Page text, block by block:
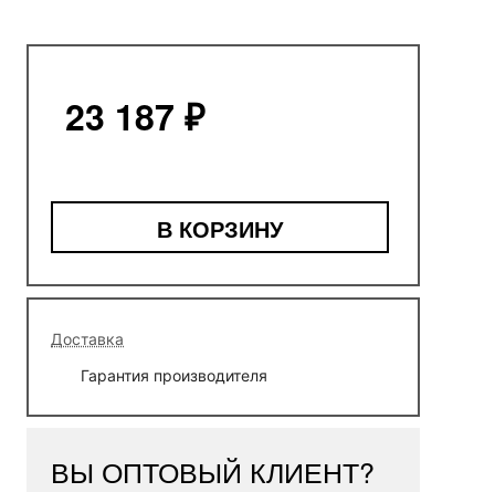
23 187 ₽
В КОРЗИНУ
Доставка
Гарантия производителя
ВЫ ОПТОВЫЙ КЛИЕНТ?